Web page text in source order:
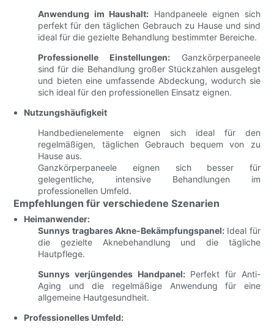
Anwendung im Haushalt: Handpaneele eignen sich
perfekt für den täglichen Gebrauch zu Hause und sind
ideal für die gezielte Behandlung bestimmter Bereiche.
Professionelle Einstellungen: Ganzkörperpaneele
sind für die Behandlung großer Stückzahlen ausgelegt
und bieten eine umfassende Abdeckung, wodurch sie
sich ideal für den professionellen Einsatz eignen.
Nutzungshäufigkeit
Handbedienelemente eignen sich ideal für den
regelmäßigen, täglichen Gebrauch bequem von zu
Hause aus.
Ganzkörperpaneele eignen sich besser für
gelegentliche, intensive Behandlungen im
professionellen Umfeld.
Empfehlungen für verschiedene Szenarien
Heimanwender:
Sunnys tragbares Akne-Bekämpfungspanel: Ideal für
die gezielte Aknebehandlung und die tägliche
Hautpflege.
Sunnys verjüngendes Handpanel:Perfekt für Anti-
Aging und die regelmäßige Anwendung für eine
allgemeine Hautgesundheit.
Professionelles Umfeld: